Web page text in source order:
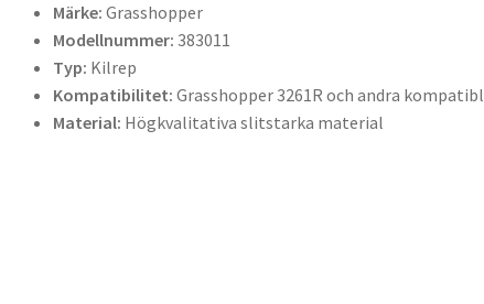
Märke: Grasshopper
Modellnummer: 383011
Typ: Kilrep
Kompatibilitet: Grasshopper 3261R och andra
Material: Högkvalitativa slitstarka material